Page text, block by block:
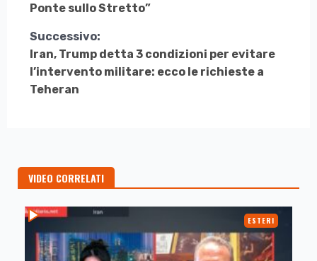
Leggere
Ponte sullo Stretto”
Successivo:
Iran, Trump detta 3 condizioni per evitare
l’intervento militare: ecco le richieste a
Teheran
VIDEO CORRELATI
ESTERI